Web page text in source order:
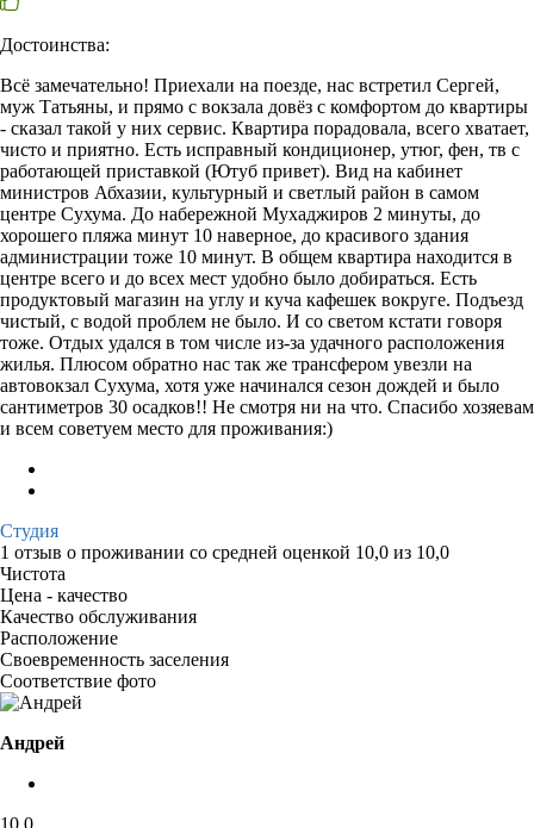
Достоинства:
Всё замечательно! Приехали на поезде, нас встретил Сергей,
муж Татьяны, и прямо с вокзала довёз с комфортом до квартиры
- сказал такой у них сервис. Квартира порадовала, всего хватает,
чисто и приятно. Есть исправный кондиционер, утюг, фен, тв с
работающей приставкой (Ютуб привет). Вид на кабинет
министров Абхазии, культурный и светлый район в самом
центре Сухума. До набережной Мухаджиров 2 минуты, до
хорошего пляжа минут 10 наверное, до красивого здания
администрации тоже 10 минут. В общем квартира находится в
центре всего и до всех мест удобно было добираться. Есть
продуктовый магазин на углу и куча кафешек вокруге. Подъезд
чистый, с водой проблем не было. И со светом кстати говоря
тоже. Отдых удался в том числе из-за удачного расположения
жилья. Плюсом обратно нас так же трансфером увезли на
автовокзал Сухума, хотя уже начинался сезон дождей и было
сантиметров 30 осадков!! Не смотря ни на что. Спасибо хозяевам
и всем советуем место для проживания:)
Студия
1 отзыв о проживании со средней оценкой 10,0 из 10,0
Чистота
Цена - качество
Качество обслуживания
Расположение
Своевременность заселения
Соответствие фото
Андрей
10,0